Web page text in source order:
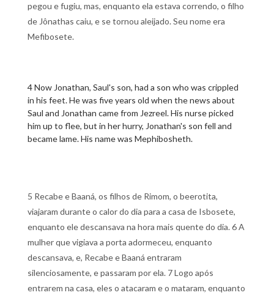
pegou e fugiu, mas, enquanto ela estava correndo, o filho
de Jônathas caiu, e se tornou aleijado. Seu nome era
Mefibosete.
4 Now Jonathan, Saul's son, had a son who was crippled
in his feet. He was five years old when the news about
Saul and Jonathan came from Jezreel. His nurse picked
him up to flee, but in her hurry, Jonathan's son fell and
became lame. His name was Mephibosheth.
5 Recabe e Baaná, os filhos de Rimom, o beerotita,
viajaram durante o calor do dia para a casa de Isbosete,
enquanto ele descansava na hora mais quente do dia. 6 A
mulher que vigiava a porta adormeceu, enquanto
descansava, e, Recabe e Baaná entraram
silenciosamente, e passaram por ela. 7 Logo após
entrarem na casa, eles o atacaram e o mataram, enquanto